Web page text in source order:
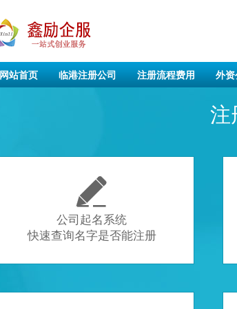
网站首页 临港注册公司 注册流程费用 外资
注

公司起名系统
快速查询名字是否能注册